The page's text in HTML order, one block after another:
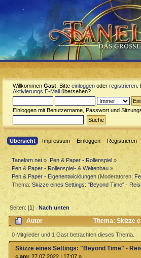
Willkommen Gast . Bitte einloggen oder registrieren
Aktivierungs E-Mail übersehen?
Einloggen mit Benutzername, Passwort und
Übersicht Impressum Einloggen Registrieren
Tanelorn.net » Pen & Paper - Rollenspiel»
Pen & Paper - Rollenspiel- & Weltenbau »
Pen & Paper - Eigenentwicklungen (Moderatoren:
Thema:Skizze eines Settings: "Beyond Time" -
Seiten: [1] Nach unten
Autor
Thema: Skizze
Time" - Reisen zwischen zwei Zeitebenen
0 Mitglieder und 1 Gast betrachten dieses Thema.
Skizze eines Settings: "Beyond Time" -
« am: 27.07.2022 | 17:07 »